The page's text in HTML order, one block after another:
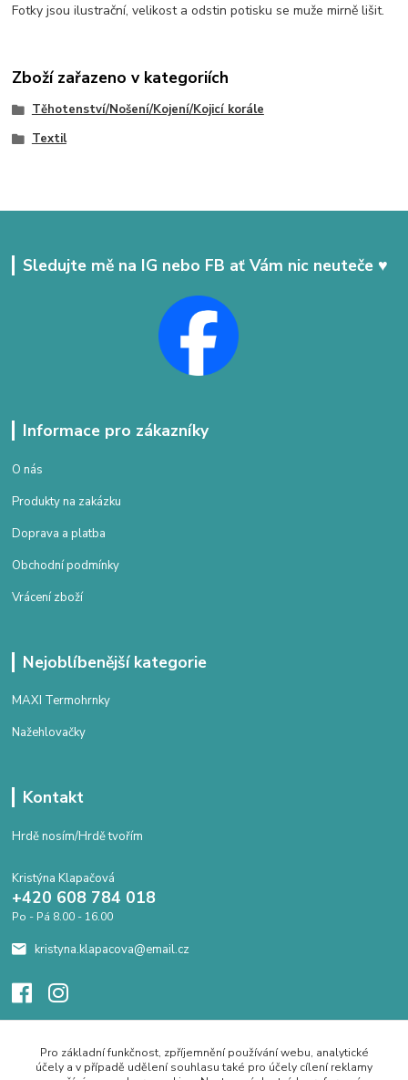
Fotky jsou ilustrační, velikost a odstin potisku se muže mirně lišit.
Zboží zařazeno v kategoriích
Těhotenství/Nošení/Kojení/Kojicí korále
Textil
Sledujte mě na IG nebo FB ať Vám nic neuteče ♥
Informace pro zákazníky
O nás
Produkty na zakázku
Doprava a platba
Obchodní podmínky
Vrácení zboží
Nejoblíbenější kategorie
MAXI Termohrnky
Nažehlovačky
Kontakt
Hrdě nosím/Hrdě tvořím
Kristýna Klapačová
+420 608 784 018
Po - Pá 8.00 - 16.00
kristyna.klapacova@email.cz
Pro základní funkčnost, zpříjemnění používání webu, analytické
účely a v případě udělení souhlasu také pro účely cílení reklamy